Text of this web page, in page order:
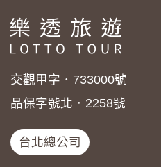
交觀甲字．733000號
品保字號北．2258號
台北總公司